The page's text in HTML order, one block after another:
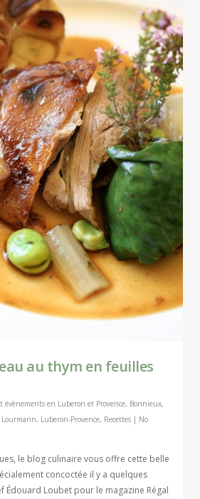
au thym en feuilles
évènements en Luberon et Provence, Bonnieux,
Lourmarin, Luberon-Provence, Recettes | No
le blog culinaire vous offre cette belle
concoctée il y a quelques
Édouard Loubet pour le magazine Régal